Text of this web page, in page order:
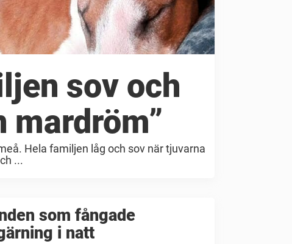
sov och
mardröm”
Hela familjen låg och sov när tjuvarna
...
som fångade
i natt